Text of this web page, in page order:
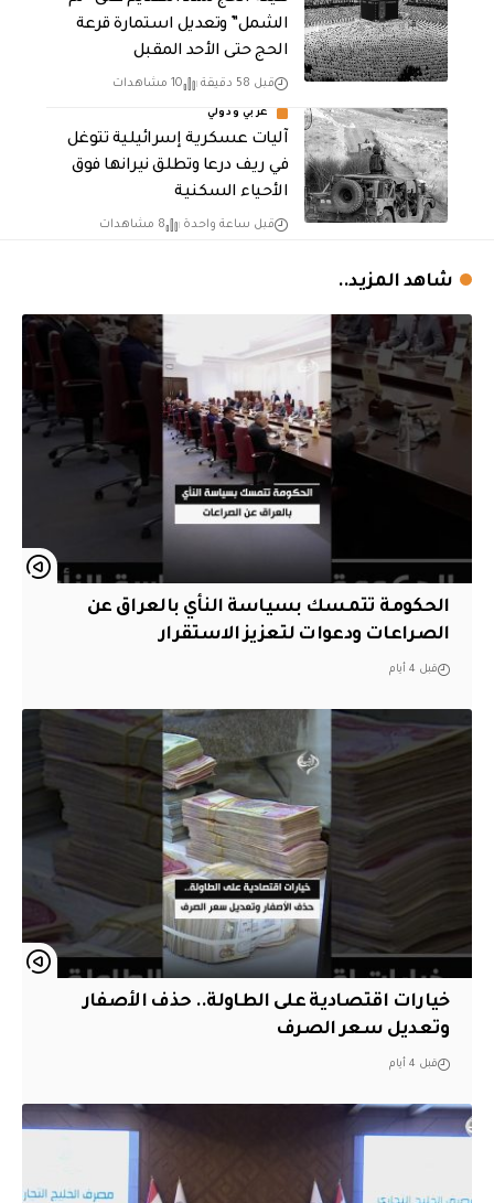
الشمل” وتعديل استمارة قرعة
الحج حتى الأحد المقبل
قبل 58 دقيقة 10 مشاهدات
عربي ودولي
آليات عسكرية إسرائيلية تتوغل
في ريف درعا وتطلق نيرانها فوق
الأحياء السكنية
قبل ساعة واحدة 8 مشاهدات
شاهد المزيد..
الحكومة تتمسك بسياسة النأي بالعراق عن
الصراعات ودعوات لتعزيز الاستقرار
قبل 4 أيام
خيارات اقتصادية على الطاولة.. حذف الأصفار
وتعديل سعر الصرف
قبل 4 أيام